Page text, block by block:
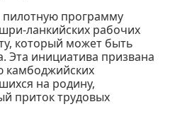
пилотную программу
ланкийских рабочих
который может быть
Эта инициатива призвана
камбоджийских
на родину,
приток трудовых